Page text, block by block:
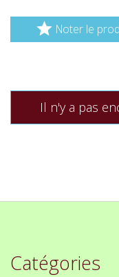
 Noter le
Il n'y a pas
Catégories